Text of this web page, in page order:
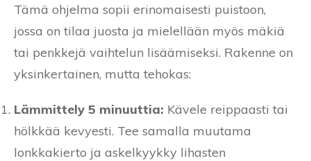
Tämä ohjelma sopii erinomaisesti puistoon,
jossa on tilaa juosta ja mielellään myös mäkiä
tai penkkejä vaihtelun lisäämiseksi. Rakenne on
yksinkertainen, mutta tehokas:
Lämmittely 5 minuuttia: Kävele reippaasti tai
hölkkää kevyesti. Tee samalla muutama
lonkkakierto ja askelkyykky lihasten